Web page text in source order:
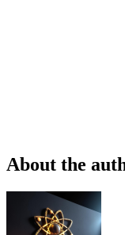
About the